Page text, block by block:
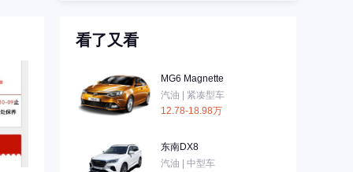
看了又看
MG6 Magnette
汽油 | 紧凑型车
12.78-18.98万
东南DX8
汽油 | 中型车